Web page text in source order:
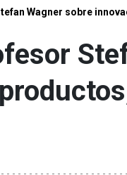
Wagner sobre